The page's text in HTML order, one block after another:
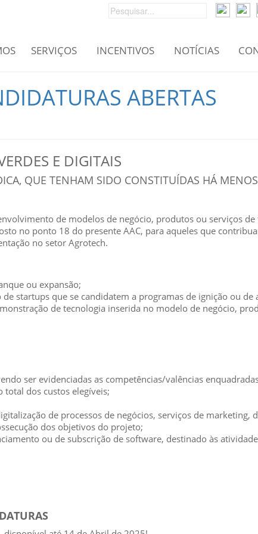
NOTÍCIAS
INCENTIVOS
SERVIÇOS
ABERTAS
E DIGITAIS
QUE TENHAM SIDO CONSTITUÍDAS HÁ
de modelos de negócio, produtos ou serviços
no ponto 18 do presente AAC, para aqueles que
no setor Agrotech.
ou expansão;
startups que se candidatem a programas de ignição ou de
de tecnologia inserida no modelo de negócio,
ser evidenciadas as competências/valências
total dos custos elegíveis;
de processos de negócios, serviços de marketing,
dos objetivos do projeto;
ou de subscrição de software, destinado às